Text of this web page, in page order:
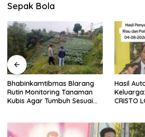
Sepak Bola
Bhabinkamtibmas Blarang
Rutin Monitoring Tanaman
Kubis Agar Tumbuh Sesuai
Hasil
CRISTO